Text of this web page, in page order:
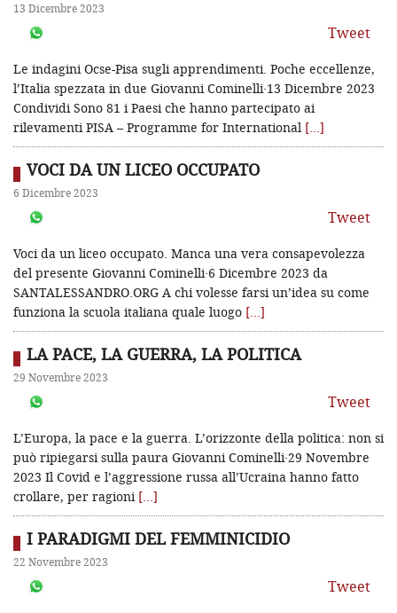
13 Dicembre 2023
Tweet
Le indagini Ocse-Pisa sugli apprendimenti. Poche eccellenze,
l’Italia spezzata in due Giovanni Cominelli·13 Dicembre 2023
Condividi Sono 81 i Paesi che hanno partecipato ai
rilevamenti PISA – Programme for International […]
VOCI DA UN LICEO OCCUPATO
6 Dicembre 2023
Tweet
Voci da un liceo occupato. Manca una vera consapevolezza
del presente Giovanni Cominelli·6 Dicembre 2023 da
SANTALESSANDRO.ORG A chi volesse farsi un’idea su come
funziona la scuola italiana quale luogo […]
LA PACE, LA GUERRA, LA POLITICA
29 Novembre 2023
Tweet
L’Europa, la pace e la guerra. L’orizzonte della politica: non si
può ripiegarsi sulla paura Giovanni Cominelli·29 Novembre
2023 Il Covid e l’aggressione russa all’Ucraina hanno fatto
crollare, per ragioni […]
I PARADIGMI DEL FEMMINICIDIO
22 Novembre 2023
Tweet